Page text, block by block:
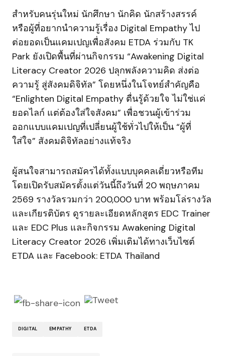
สำหรับคนรุ่นใหม่ นักศึกษา นักคิด นักสร้างสรรค์
หรือผู้ที่อยากนำความรู้เรื่อง Digital Empathy ไป
ต่อยอดเป็นแคมเปญเพื่อสังคม ETDA ร่วมกับ TK
Park ยังเปิดพื้นที่ผ่านกิจกรรม “Awakening Digital
Literacy Creator 2026 ปลุกพลังความคิด ส่งต่อ
ความรู้ สู่สังคมดิจิทัล” โดยหนึ่งในโจทย์สำคัญคือ
“Enlighten Digital Empathy ตื่นรู้ด้วยใจ ไม่ใช่แค่
ยอดไลก์ แต่ต้องใส่ใจสังคม” เพื่อชวนผู้เข้าร่วม
ออกแบบแคมเปญที่เปลี่ยนผู้ใช้ทั่วไปให้เป็น “ผู้ที่
ใส่ใจ” สังคมดิจิทัลอย่างแท้จริง
ผู้สนใจสามารถสมัครได้ทั้งแบบบุคคลเดี่ยวหรือทีม
โดยเปิดรับสมัครตั้งแต่วันนี้ถึงวันที่ 20 พฤษภาคม
2569 รางวัลรวมกว่า 200,000 บาท พร้อมโล่รางวัล
และเกียรติบัตร ดูรายละเอียดหลักสูตร EDC Trainer
และ EDC Plus และกิจกรรม Awakening Digital
Literacy Creator 2026 เพิ่มเติมได้ทางเว็บไซต์
ETDA และ Facebook: ETDA Thailand
DIGITAL EMPATHY ETDA